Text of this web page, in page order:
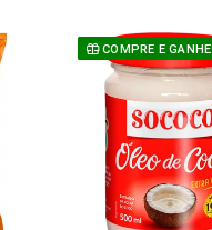
COMPRE E GANHE